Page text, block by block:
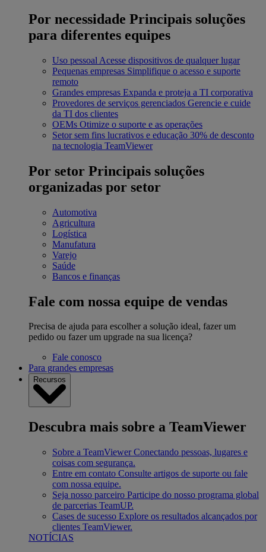
Por necessidade Principais soluções
para diferentes equipes
Uso pessoal Acesse dispositivos de qualquer lugar
Pequenas empresas Simplifique o acesso e suporte
remoto
Grandes empresas Expanda e proteja a TI corporativa
Provedores de serviços gerenciados Gerencie e cuide
da TI dos clientes
OEMs Otimize o suporte e as operações
Setor sem fins lucrativos e educação 30% de desconto
na tecnologia TeamViewer
Por setor Principais soluções
organizadas por setor
Automotiva
Agricultura
Logística
Manufatura
Varejo
Saúde
Bancos e finanças
Fale com nossa equipe de vendas
Precisa de ajuda para escolher a solução ideal, fazer um
pedido ou fazer um upgrade na sua licença?
Fale conosco
Para grandes empresas
Recursos
Descubra mais sobre a TeamViewer
Sobre a TeamViewer Conectando pessoas, lugares e
coisas com segurança.
Entre em contato Consulte artigos de suporte ou fale
com nossa equipe.
Seja nosso parceiro Participe do nosso programa global
de parcerias TeamUP.
Cases de sucesso Explore os resultados alcançados por
clientes TeamViewer.
NOTÍCIAS